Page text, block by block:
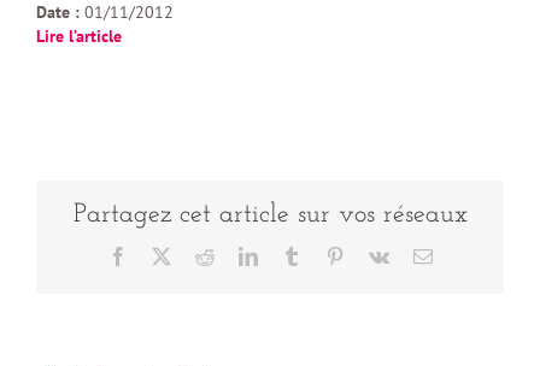
Date :01/11/2012
Lire l’article
Partagez cet article sur vos réseaux
Facebook RedditLinkedInTumblr Pinterest
Vk Email